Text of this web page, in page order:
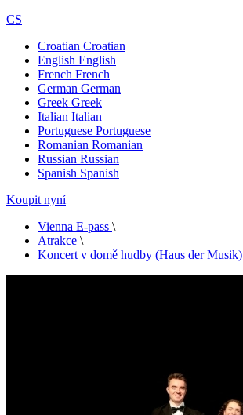
CS
Croatian Croatian
English English
French French
German German
Greek Greek
Italian Italian
Portuguese Portuguese
Romanian Romanian
Russian Russian
Spanish Spanish
Koupit nyní
Vienna E-pass \
Atrakce \
Koncert v domě hudby (Haus der Musik)